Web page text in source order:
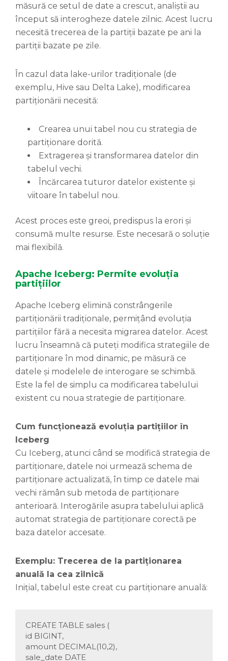
măsură ce setul de date a crescut, analiștii au
început să interogheze datele zilnic. Acest lucru
necesită trecerea de la partiții bazate pe ani la
partiții bazate pe zile.
În cazul data lake-urilor tradiționale (de
exemplu, Hive sau Delta Lake), modificarea
partiționării necesită:
Crearea unui tabel nou cu strategia de
partiționare dorită.
Extragerea și transformarea datelor din
tabelul vechi.
Încărcarea tuturor datelor existente și
viitoare în tabelul nou.
Acest proces este greoi, predispus la erori și
consumă multe resurse. Este necesară o soluție
mai flexibilă.
Apache Iceberg: Permite evoluția
partițiilor
Apache Iceberg elimină constrângerile
partiționării tradiționale, permițând evoluția
partițiilor fără a necesita migrarea datelor. Acest
lucru înseamnă că puteți modifica strategiile de
partiționare în mod dinamic, pe măsură ce
datele și modelele de interogare se schimbă.
Este la fel de simplu ca modificarea tabelului
existent cu noua strategie de partiționare.
Cum funcționează evoluția partițiilor în
Iceberg
Cu Iceberg, atunci când se modifică strategia de
partiționare, datele noi urmează schema de
partiționare actualizată, în timp ce datele mai
vechi rămân sub metoda de partiționare
anterioară. Interogările asupra tabelului aplică
automat strategia de partiționare corectă pe
baza datelor accesate.
Exemplu: Trecerea de la partiționarea
anuală la cea zilnică
Inițial, tabelul este creat cu partiționare anuală:
CREATE TABLE sales (
id BIGINT,
amount DECIMAL(10,2),
sale_date DATE